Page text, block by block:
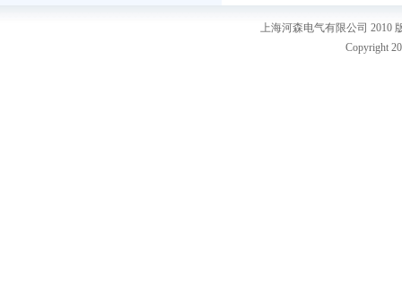
上海河森电气有限公司 2010
Copyright